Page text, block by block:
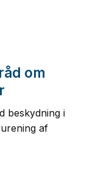
om
beskydning i
af